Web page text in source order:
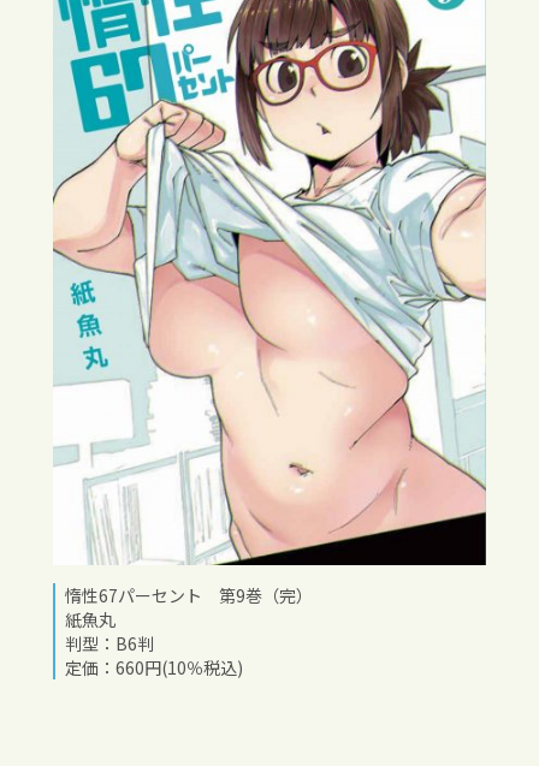
惰性67パーセント 第9巻（完）
紙魚丸
判型：B6判
定価：660円(10％税込)